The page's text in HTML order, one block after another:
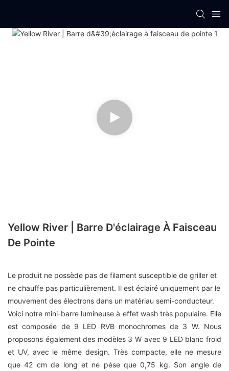
Yellow River | Barre D'éclairage À Faisceau
De Pointe
Le produit ne possède pas de filament susceptible de griller et
ne chauffe pas particulièrement. Il est éclairé uniquement par le
mouvement des électrons dans un matériau semi-conducteur.
Voici notre mini-barre lumineuse à effet wash très populaire. Elle
est composée de 9 LED RVB monochromes de 3 W. Nous
proposons également des modèles 3 W avec 9 LED blanc froid
et UV, avec le même design. Très compacte, elle ne mesure
que 42 cm de long et ne pèse que 0,75 kg. Son angle de